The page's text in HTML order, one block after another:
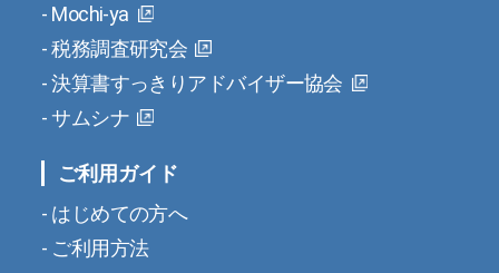
Mochi-ya
税務調査研究会
決算書すっきりアドバイザー協会
サムシナ
ご利用ガイド
はじめての方へ
ご利用方法